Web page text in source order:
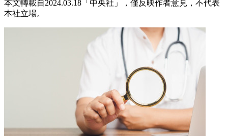
本文轉載自2024.03.18「中央社」，僅反映作者意見，不代表
本社立場。